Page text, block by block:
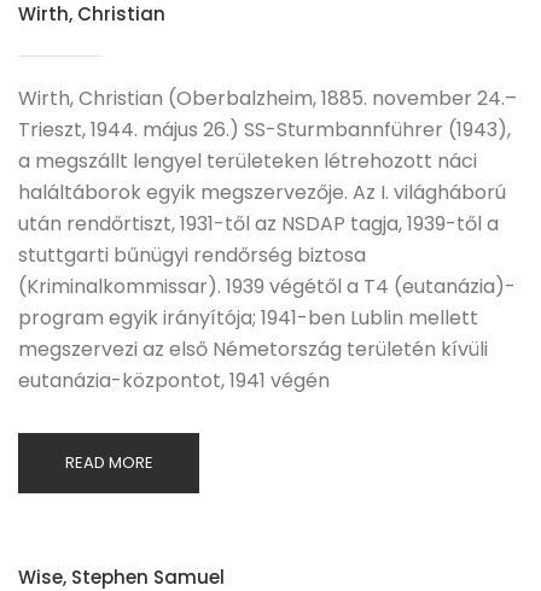
Wirth, Christian
Wirth, Christian (Oberbalzheim, 1885. november 24.–
Trieszt, 1944. május 26.) SS-Sturmbannführer (1943),
a megszállt lengyel területeken létrehozott náci
haláltáborok egyik megszervezője. Az I. világháború
után rendőrtiszt, 1931-től az NSDAP tagja, 1939-től a
stuttgarti bűnügyi rendőrség biztosa
(Kriminalkommissar). 1939 végétől a T4 (eutanázia)-
program egyik irányítója; 1941-ben Lublin mellett
megszervezi az első Németország területén kívüli
eutanázia-központot, 1941 végén
READ MORE
Wise, Stephen Samuel